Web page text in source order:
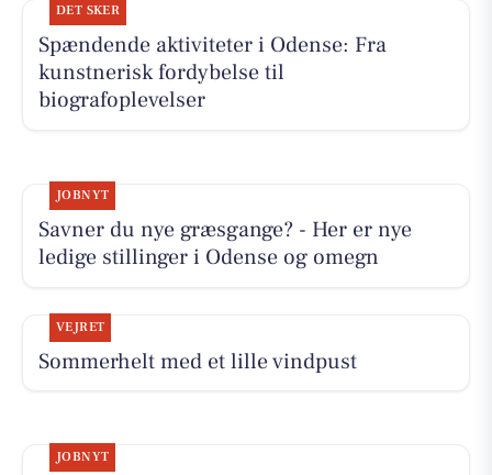
DET SKER
Spændende aktiviteter i Odense: Fra
kunstnerisk fordybelse til
biografoplevelser
JOBNYT
Savner du nye græsgange? - Her er nye
ledige stillinger i Odense og omegn
VEJRET
Sommerhelt med et lille vindpust
JOBNYT